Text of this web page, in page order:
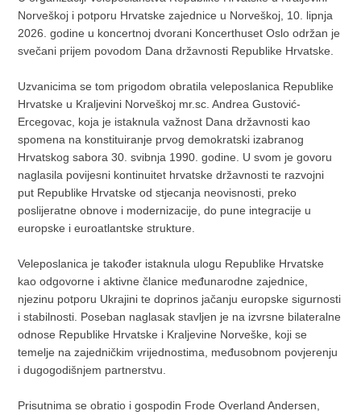
Norveškoj i potporu Hrvatske zajednice u Norveškoj, 10. lipnja
2026. godine u koncertnoj dvorani Koncerthuset Oslo održan je
svečani prijem povodom Dana državnosti Republike Hrvatske.
Uzvanicima se tom prigodom obratila veleposlanica Republike
Hrvatske u Kraljevini Norveškoj mr.sc. Andrea Gustović-
Ercegovac, koja je istaknula važnost Dana državnosti kao
spomena na konstituiranje prvog demokratski izabranog
Hrvatskog sabora 30. svibnja 1990. godine. U svom je govoru
naglasila povijesni kontinuitet hrvatske državnosti te razvojni
put Republike Hrvatske od stjecanja neovisnosti, preko
poslijeratne obnove i modernizacije, do pune integracije u
europske i euroatlantske strukture.
Veleposlanica je također istaknula ulogu Republike Hrvatske
kao odgovorne i aktivne članice međunarodne zajednice,
njezinu potporu Ukrajini te doprinos jačanju europske sigurnosti
i stabilnosti. Poseban naglasak stavljen je na izvrsne bilateralne
odnose Republike Hrvatske i Kraljevine Norveške, koji se
temelje na zajedničkim vrijednostima, međusobnom povjerenju
i dugogodišnjem partnerstvu.
Prisutnima se obratio i gospodin Frode Overland Andersen,